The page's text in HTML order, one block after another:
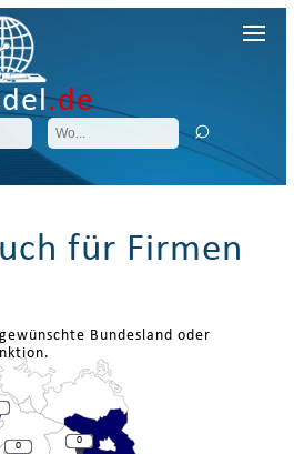
.de
für Firmen
Bundesland oder
0
0